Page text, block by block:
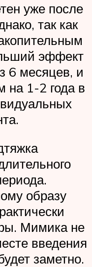
уже после
так как
эффект
6 месяцев, и
на 1-2 года в
образу
Мимика не
введения
заметно.